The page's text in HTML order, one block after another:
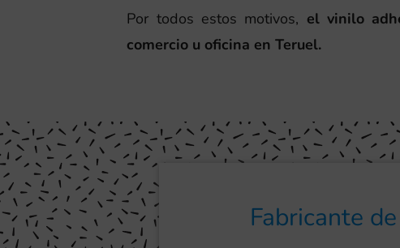
Por todos estos motivos, el vinilo
comercio u oficina en Teruel.
Fabricante